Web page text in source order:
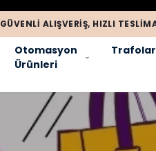
GÜVENLI ALIŞVERIŞ, HIZLI
Otomasyon
Ürünleri
Trafolar